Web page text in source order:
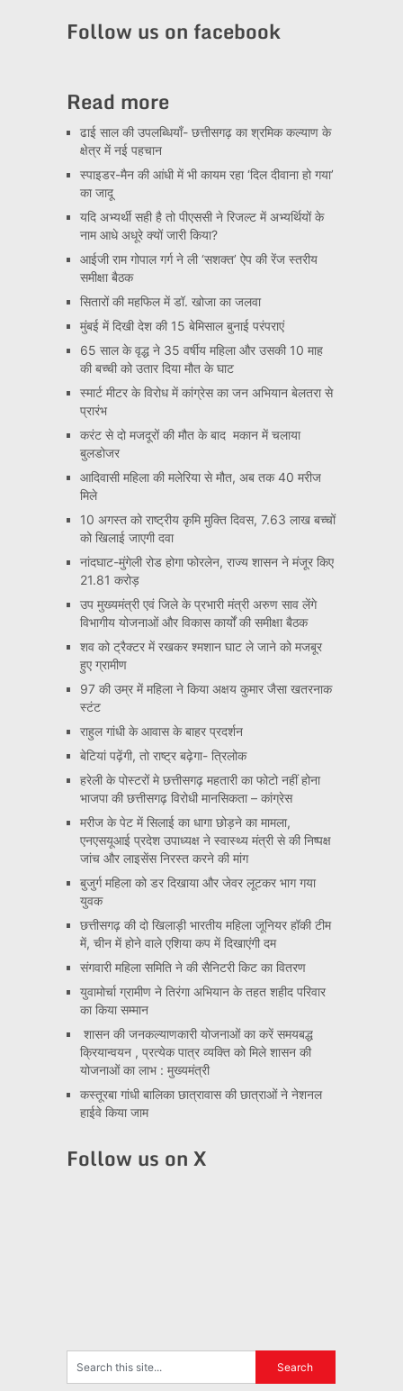
Follow us on facebook
Read more
ढाई साल की उपलब्धियाँ- छत्तीसगढ़ का श्रमिक कल्याण के
क्षेत्र में नई पहचान
स्पाइडर-मैन की आंधी में भी कायम रहा ‘दिल दीवाना हो गया’
का जादू
यदि अभ्यर्थी सही है तो पीएससी ने रिजल्ट में अभ्यर्थियों के
नाम आधे अधूरे क्यों जारी किया?
आईजी राम गोपाल गर्ग ने ली ‘सशक्त’ ऐप की रेंज स्तरीय
समीक्षा बैठक
सितारों की महफिल में डॉ. खोजा का जलवा
मुंबई में दिखी देश की 15 बेमिसाल बुनाई परंपराएं
65 साल के वृद्ध ने 35 वर्षीय महिला और उसकी 10 माह
की बच्ची को उतार दिया मौत के घाट
स्मार्ट मीटर के विरोध में कांग्रेस का जन अभियान बेलतरा से
प्रारंभ
करंट से दो मजदूरों की मौत के बाद मकान में चलाया
बुलडोजर
आदिवासी महिला की मलेरिया से मौत, अब तक 40 मरीज
मिले
10 अगस्त को राष्ट्रीय कृमि मुक्ति दिवस, 7.63 लाख बच्चों
को खिलाई जाएगी दवा
नांदघाट-मुंगेली रोड होगा फोरलेन, राज्य शासन ने मंजूर किए
21.81 करोड़
उप मुख्यमंत्री एवं जिले के प्रभारी मंत्री अरुण साव लेंगे
विभागीय योजनाओं और विकास कार्यों की समीक्षा बैठक
शव को ट्रैक्टर में रखकर श्मशान घाट ले जाने को मजबूर
हुए ग्रामीण
97 की उम्र में महिला ने किया अक्षय कुमार जैसा खतरनाक
स्टंट
राहुल गांधी के आवास के बाहर प्रदर्शन
बेटियां पढ़ेंगी, तो राष्ट्र बढ़ेगा- त्रिलोक
हरेली के पोस्टरों मे छत्तीसगढ़ महतारी का फोटो नहीं होना
भाजपा की छत्तीसगढ़ विरोधी मानसिकता – कांग्रेस
मरीज के पेट में सिलाई का धागा छोड़ने का मामला,
एनएसयूआई प्रदेश उपाध्यक्ष ने स्वास्थ्य मंत्री से की निष्पक्ष
जांच और लाइसेंस निरस्त करने की मांग
बुजुर्ग महिला को डर दिखाया और जेवर लूटकर भाग गया
युवक
छत्तीसगढ़ की दो खिलाड़ी भारतीय महिला जूनियर हॉकी टीम
में, चीन में होने वाले एशिया कप में दिखाएंगी दम
संगवारी महिला समिति ने की सैनिटरी किट का वितरण
युवामोर्चा ग्रामीण ने तिरंगा अभियान के तहत शहीद परिवार
का किया सम्मान
शासन की जनकल्याणकारी योजनाओं का करें समयबद्ध
क्रियान्वयन , प्रत्येक पात्र व्यक्ति को मिले शासन की
योजनाओं का लाभ : मुख्यमंत्री
कस्तूरबा गांधी बालिका छात्रावास की छात्राओं ने नेशनल
हाईवे किया जाम
Follow us on X